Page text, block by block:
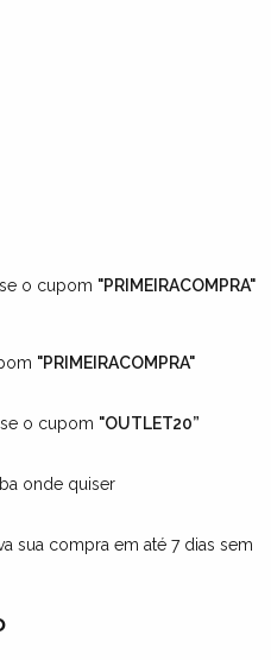
o cupom "PRIMEIRACOMPRA"
"PRIMEIRACOMPRA"
o cupom "OUTLET20”
onde quiser
sua compra em até 7 dias sem